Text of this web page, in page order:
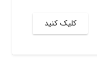
کلیک کنید